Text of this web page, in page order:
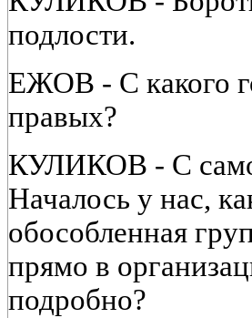
подлости.
ЕЖОВ - С какого
правых?
КУЛИКОВ - С
Началось у нас,
обособленная
прямо в
подробно?